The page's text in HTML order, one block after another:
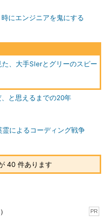
にエンジニアを鬼にする
、大手SIerとグリーのスピー
と思えるまでの20年
によるコーディング戦争
40 件あります
PR